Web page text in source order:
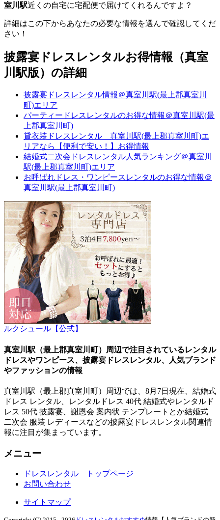
室川駅近くの自宅に宅配便で届けてくれるんですよ？
詳細はこの下からあなたの必要な情報を選んで確認してくだ
さい！
披露宴ドレスレンタルお得情報（真室
川駅版）の詳細
披露宴ドレスレンタル情報＠真室川駅(最上郡真室川
町)エリア
パーティードレスレンタルのお得な情報＠真室川駅(最
上郡真室川町)
貸衣装ドレスレンタル 真室川駅(最上郡真室川町)エ
リアなら【便利で安い！】お得情報
結婚式二次会ドレスレンタル人気ランキング＠真室川
駅(最上郡真室川町)エリア
お呼ばれドレス・ワンピースレンタルのお得な情報＠
真室川駅(最上郡真室川町)
ルクシュール【公式】
真室川駅（最上郡真室川町）周辺で注目されているレンタル
ドレスやワンピース、披露宴ドレスレンタル、人気ブランド
やファッションの情報
真室川駅（最上郡真室川町）周辺では、 8月 7日 現在、結婚式
ドレス レンタル、レンタルドレス 40代 結婚式やレンタルド
レス 50代 披露宴、謝恩会 案内状 テンプレートとか結婚式
二次会 服装 レディースなどの披露宴ドレスレンタル関連情
報に注目が集まっています。
メニュー
ドレスレンタル トップページ
お問い合わせ
サイトマップ